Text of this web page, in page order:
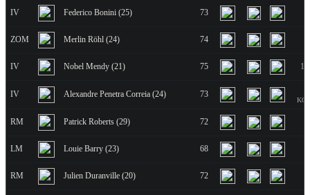
IV Federico Bonini (25) 73
ZOM Merlin Röhl (24) 74
IV Nobel Mendy (21) 75
IV Alexandre Penetra Correia (24) 73
KO:
RM Patrick Roberts (29) 72
LM Louie Barry (23) 68
RM Julien Duranville (20) 72